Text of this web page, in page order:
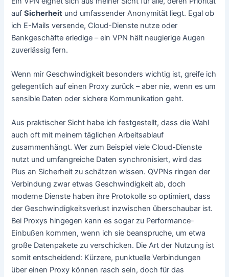
aufSicherheit und umfassender Anonymität liegt. Egal ob
ich E-Mails versende, Cloud-Dienste nutze oder
Bankgeschäfte erledige – ein VPN hält neugierige Augen
zuverlässig fern.
Wenn mir Geschwindigkeit besonders wichtig ist, greife ich
gelegentlich auf einen Proxy zurück – aber nie, wenn es um
sensible Daten oder sichere Kommunikation geht.
Aus praktischer Sicht habe ich festgestellt, dass die Wahl
auch oft mit meinem täglichen Arbeitsablauf
zusammenhängt. Wer zum Beispiel viele Cloud-Dienste
nutzt und umfangreiche Daten synchronisiert, wird das
Plus an Sicherheit zu schätzen wissen. QVPNs ringen der
Verbindung zwar etwas Geschwindigkeit ab, doch
moderne Dienste haben ihre Protokolle so optimiert, dass
der Geschwindigkeitsverlust inzwischen überschaubar ist.
Bei Proxys hingegen kann es sogar zu Performance-
Einbußen kommen, wenn ich sie beanspruche, um etwa
große Datenpakete zu verschicken. Die Art der Nutzung ist
somit entscheidend: Kürzere, punktuelle Verbindungen
über einen Proxy können rasch sein, doch für das